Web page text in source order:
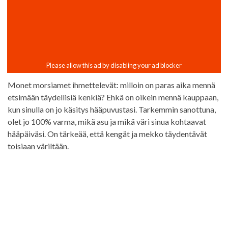
Monet morsiamet ihmettelevät: milloin on paras aika mennä
etsimään täydellisiä kenkiä? Ehkä on oikein mennä kauppaan,
kun sinulla on jo käsitys hääpuvustasi. Tarkemmin sanottuna,
olet jo 100% varma, mikä asu ja mikä väri sinua kohtaavat
hääpäiväsi. On tärkeää, että kengät ja mekko täydentävät
toisiaan väriltään.